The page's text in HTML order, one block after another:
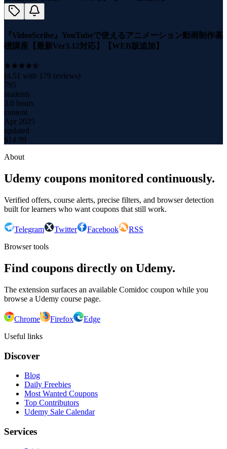
『VideoScribe』YouTubeで使えるアニメーション動画制作基
礎講座【最新Ver3.12対応】【WEB版追加】
(4.51 with 179 reviews)
795
students
3.0 hours
content
Apr 2025
updated
$14.99
About
Udemy coupons monitored continuously.
Verified offers, course alerts, precise filters, and browser detection
built for learners who want coupons that still work.
Telegram Twitter Facebook
RSS
Browser tools
Find coupons directly on Udemy.
The extension surfaces an available Comidoc coupon while you
browse a Udemy course page.
Chrome Firefox
Edge
Useful links
Discover
Blog
Daily Freebies
Most Wanted Coupons
Top Contributors
Udemy Sale Calendar
Services